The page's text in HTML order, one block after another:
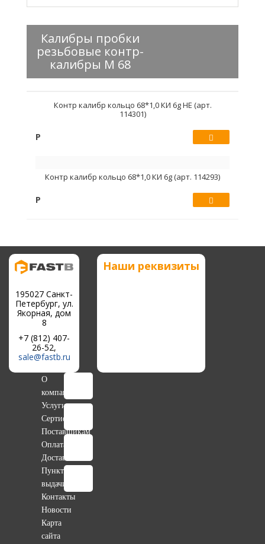
Калибры пробки
резьбовые контр-
калибры М 68
Контр калибр кольцо 68*1,0 КИ 6g НЕ (арт.
114301)
Р
Контр калибр кольцо 68*1,0 КИ 6g (арт. 114293)
Р
195027 Санкт-
Петербург, ул.
Якорная, дом
8
+7 (812) 407-
26-52,
sale@fastb.ru
Наши реквизиты
О
компании
Услуги
Сертификаты
Поставщикам
Оплата
Доставка
Пункты
выдачи
Контакты
Новости
Карта
сайта